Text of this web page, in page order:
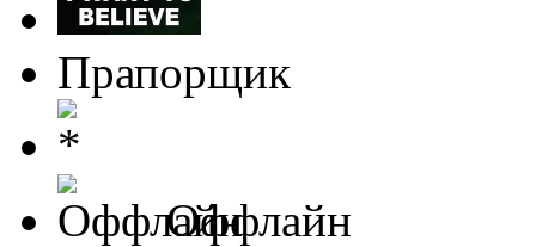
Прапорщик
Оффлайн